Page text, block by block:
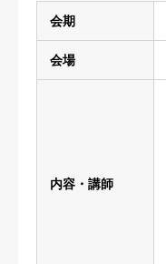
会期
会場
内容・講師